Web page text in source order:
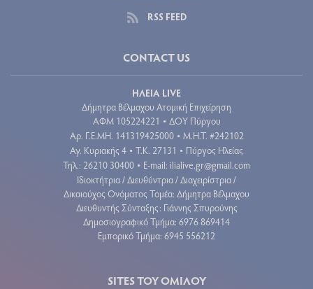
RSS FEED
CONTACT US
ΗΛΕΙΑ LIVE
Δήμητρα Βέλμαχου Ατομική Επιχείρηση
ΑΦΜ 105224221 • ΔΟΥ Πύργου
Aρ. Γ.Ε.ΜΗ. 141319425000 • Μ.Η.Τ. #242102
Αγ. Κυριακής 4 • Τ.Κ. 27131 • Πύργος Ηλείας
Τηλ.: 26210 30400 • E-mail: ilialive.gr@gmail.com
Ιδιοκτήτρια / Διευθύντρια / Διαχειρίστρια /
Δικαιούχος Ονόματος Τομέα: Δήμητρα Βέλμαχου
Διευθυντής Σύνταξης: Γιάννης Σπυρούνης
Δημοσιογραφικό Τμήμα: 6976 869414
Εμπορικό Τμήμα: 6945 556212
SITES ΤΟΥ ΟΜΙΛΟΥ